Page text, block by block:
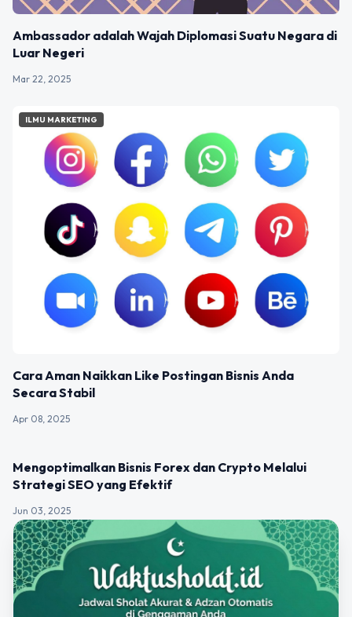
Ambassador adalah Wajah Diplomasi Suatu Negara di
Luar Negeri
Mar 22, 2025
ILMU MARKETING
Cara Aman Naikkan Like Postingan Bisnis Anda
Secara Stabil
Apr 08, 2025
Mengoptimalkan Bisnis Forex dan Crypto Melalui
Strategi SEO yang Efektif
Jun 03, 2025